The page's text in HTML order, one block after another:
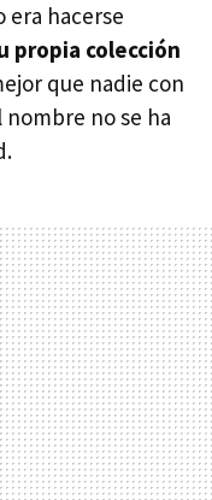
era hacerse
propia colección
que nadie con
no se ha